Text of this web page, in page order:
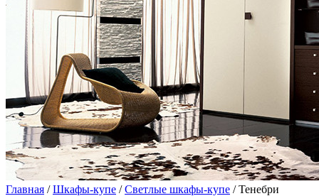
Главная /Шкафы-купе /Светлые шкафы-купе / Тенебри